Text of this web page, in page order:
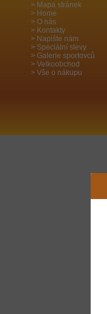
Mapa stránek
Home
O nás
Kontakty
Napište nám
Speciální slevy
Galerie sportovců
Velkoobchod
Vše o nákupu